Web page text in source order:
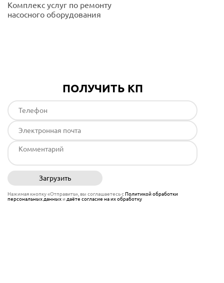
Комплекс услуг по ремонту
насосного оборудования
ПОЛУЧИТЬ КП
Загрузить
Нажимая кнопку «Отправить», вы соглашаетесь сПолитикой обработки
персональных данныхи даёте согласие на их обработку